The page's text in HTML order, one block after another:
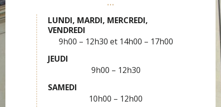
LUNDI, MARDI, MERCREDI,
VENDREDI
9h00 – 12h30
14h00 – 17h00
JEUDI
9h00 – 12h30
SAMEDI
10h00 – 12h00